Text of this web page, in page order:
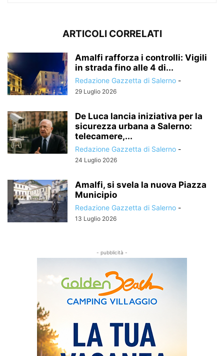
ARTICOLI CORRELATI
Amalfi rafforza i controlli: Vigili
in strada fino alle 4 di...
Redazione Gazzetta di Salerno -
29 Luglio 2026
De Luca lancia iniziativa per la
sicurezza urbana a Salerno:
telecamere,...
Redazione Gazzetta di Salerno -
24 Luglio 2026
Amalfi, si svela la nuova Piazza
Municipio
Redazione Gazzetta di Salerno -
13 Luglio 2026
- pubblicità -